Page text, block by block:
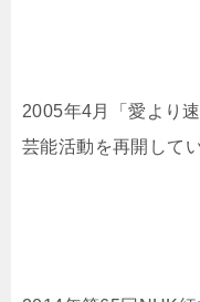
2005年4月「愛より
芸能活動を再開して